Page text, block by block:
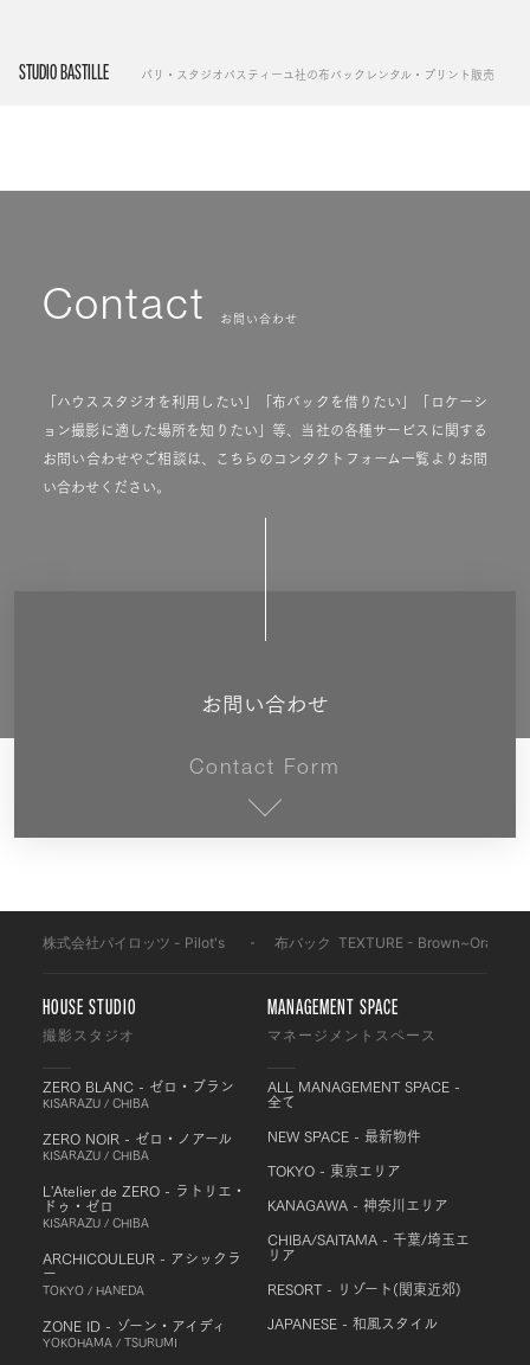
STUDIO BASTILLE パリ・スタジオバスティーユ社の布バックレンタル・プリント販売
Contact お問い合わせ
「ハウススタジオを利用したい」「布バックを借りたい」「ロケーシ
ョン撮影に適した場所を知りたい」等、当社の各種サービスに関する
お問い合わせやご相談は、こちらのコンタクトフォーム一覧よりお問
い合わせください。
お問い合わせ
Contact Form
株式会社パイロッツ - Pilot's 布バック TEXTURE - Brown~Orange
HOUSE STUDIO
撮影スタジオ
ZERO BLANC - ゼロ・ブラン
KISARAZU / CHIBA
ZERO NOIR - ゼロ・ノアール
KISARAZU / CHIBA
L'Atelier de ZERO - ラトリエ・
ドゥ・ゼロ
KISARAZU / CHIBA
ARCHICOULEUR - アシックラ
ー
TOKYO / HANEDA
ZONE ID - ゾーン・アイディ
YOKOHAMA / TSURUMI
MANAGEMENT SPACE
マネージメントスペース
ALL MANAGEMENT SPACE -
全て
NEW SPACE - 最新物件
TOKYO - 東京エリア
KANAGAWA - 神奈川エリア
CHIBA/SAITAMA - 千葉/埼玉エ
リア
RESORT - リゾート(関東近郊)
JAPANESE - 和風スタイル